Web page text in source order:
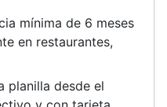
mínima de 6 meses
en restaurantes,
planilla desde el